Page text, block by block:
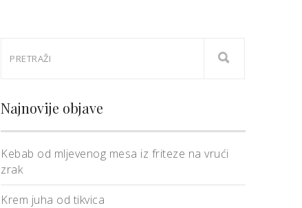
Najnovije objave
Kebab od mljevenog mesa iz friteze na vrući
zrak
Krem juha od tikvica